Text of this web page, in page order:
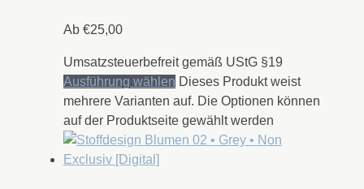
Ab €25,00
Umsatzsteuerbefreit gemäß UStG §19
Ausführung wählen Dieses Produkt weist
mehrere Varianten auf. Die Optionen können
auf der Produktseite gewählt werden